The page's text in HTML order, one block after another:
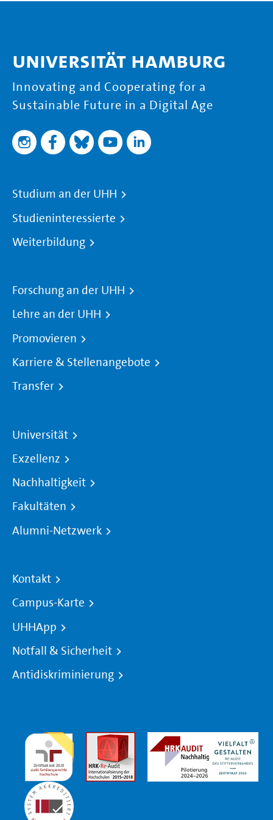
Universität Hamburg
Innovating and Cooperating for a
Sustainable Future in a Digital Age
Studium an der UHH
Studieninteressierte
Weiterbildung
Forschung an der UHH
Lehre an der UHH
Promovieren
Karriere & Stellenangebote
Transfer
Universität
Exzellenz
Nachhaltigkeit
Fakultäten
Alumni-Netzwerk
Kontakt
Campus-Karte
UHHApp
Notfall & Sicherheit
Antidiskriminierung